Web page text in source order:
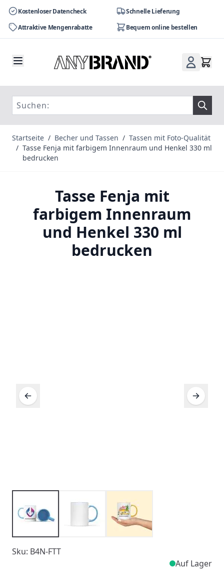
Kostenloser Datencheck
Schnelle Lieferung
Attraktive Mengenrabatte
Bequem online bestellen
Startseite / Becher und Tassen / Tassen mit Foto-Qualität
/ Tasse Fenja mit farbigem Innenraum und Henkel 330 ml
bedrucken
Tasse Fenja mit
farbigem Innenraum
und Henkel 330 ml
bedrucken
Sku: B4N-FTT
Auf Lager